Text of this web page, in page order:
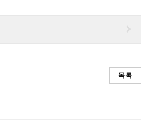
목록